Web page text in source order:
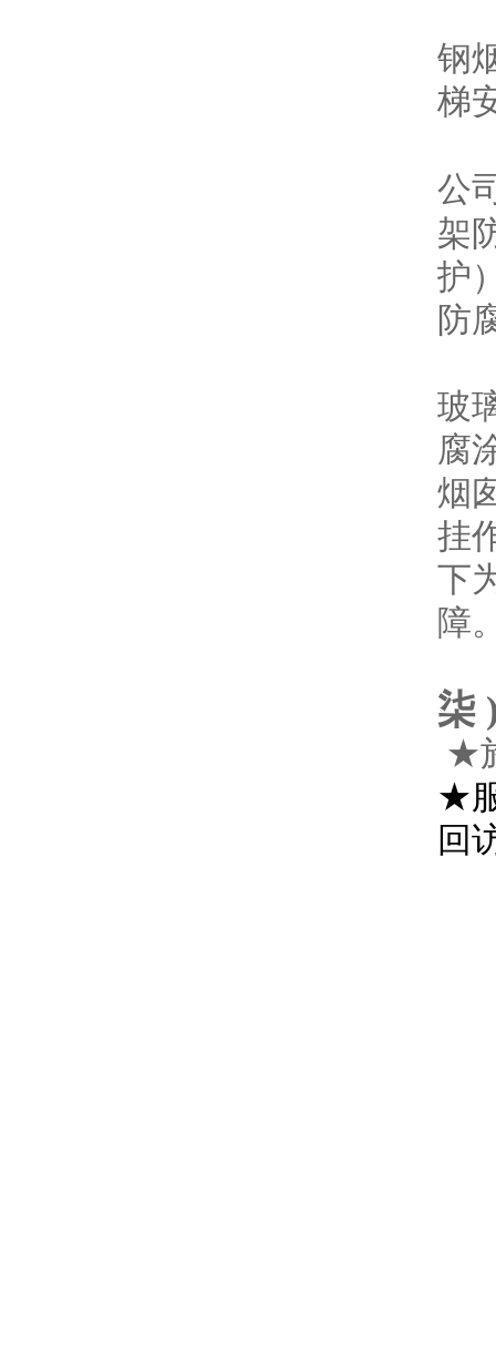
钢
梯
公
架
护
防
玻
腐
烟
挂
下
障
柒
★
★
回